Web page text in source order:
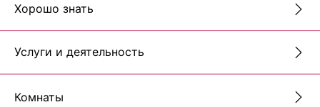
Хорошо знать
Услуги и деятельность
Комнаты